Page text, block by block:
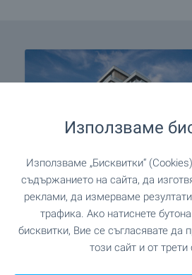
SYNERA
Използваме
Използваме „Бисквитки“
съдържанието на сайта, да
реклами, да измерваме
трафика. Ако натиснете
бисквитки, Вие се съгласявате да
този сайт и от трети